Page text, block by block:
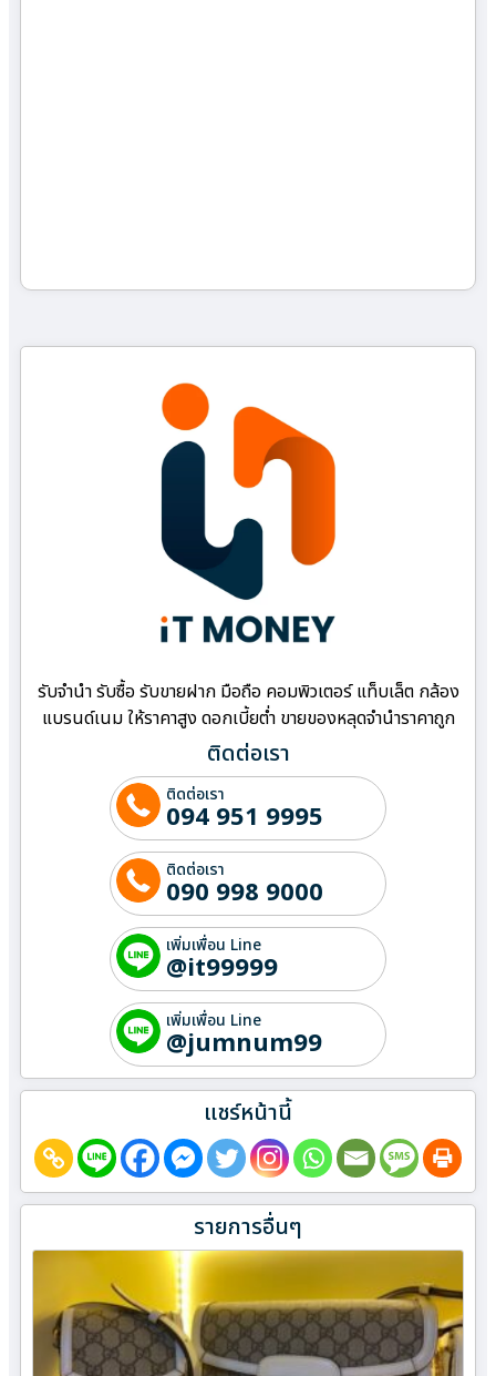
รับจำนำ รับซื้อ รับขายฝาก มือถือ คอมพิวเตอร์ แท็บเล็ต กล้อง
แบรนด์เนม ให้ราคาสูง ดอกเบี้ยต่ำ ขายของหลุดจำนำราคาถูก
ติดต่อเรา
ติดต่อเรา
094 951 9995
ติดต่อเรา
090 998 9000
เพิ่มเพื่อน Line
@it99999
เพิ่มเพื่อน Line
@jumnum99
แชร์หน้านี้
รายการอื่นๆ